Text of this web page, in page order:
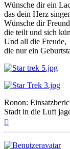
Wünsche dir ein
das dein Herz
Wünsche dir
die teilt und sich
Und all die Freude,
die nur ein
Ronon:
Stadt in die Luft